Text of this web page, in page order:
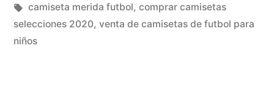
en
Etiquetas:
camiseta merida futbol, comprar camisetas
selecciones 2020, venta de camisetas de futbol para
niños